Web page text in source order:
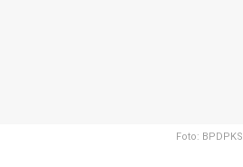
Foto: BPDPKS